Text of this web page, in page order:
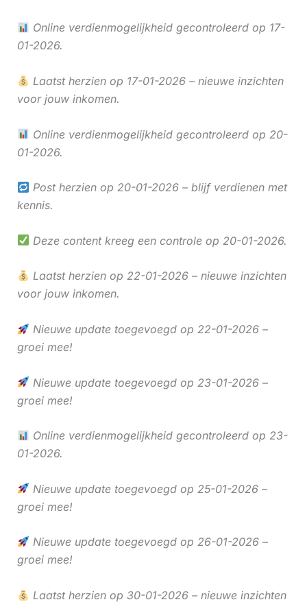
Online verdienmogelijkheid gecontroleerd op 17-
01-2026.
Laatst herzien op 17-01-2026 – nieuwe inzichten
voor jouw inkomen.
Online verdienmogelijkheid gecontroleerd op 20-
01-2026.
Post herzien op 20-01-2026 – blijf verdienen met
kennis.
Deze content kreeg een controle op 20-01-2026.
Laatst herzien op 22-01-2026 – nieuwe inzichten
voor jouw inkomen.
Nieuwe update toegevoegd op 22-01-2026 –
groei mee!
Nieuwe update toegevoegd op 23-01-2026 –
groei mee!
Online verdienmogelijkheid gecontroleerd op 23-
01-2026.
Nieuwe update toegevoegd op 25-01-2026 –
groei mee!
Nieuwe update toegevoegd op 26-01-2026 –
groei mee!
Laatst herzien op 30-01-2026 – nieuwe inzichten